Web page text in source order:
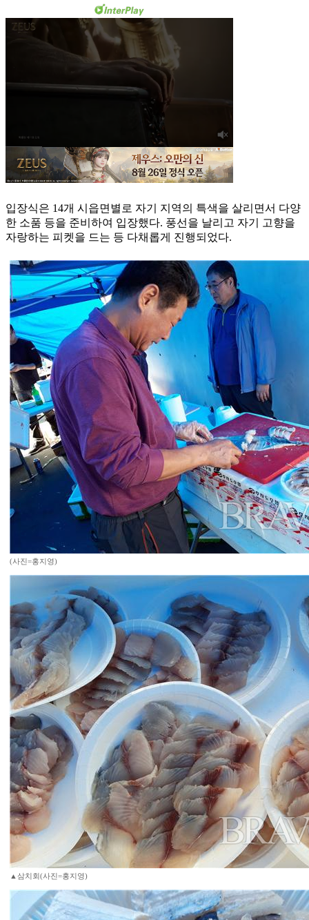
입장식은 14개 시읍면별로 자기 지역의 특색을 살리면서 다양
한 소품 등을 준비하여 입장했다. 풍선을 날리고 자기 고향을
자랑하는 피켓을 드는 등 다채롭게 진행되었다.
(사진=홍지영)
▲삼치회(사진=홍지영)